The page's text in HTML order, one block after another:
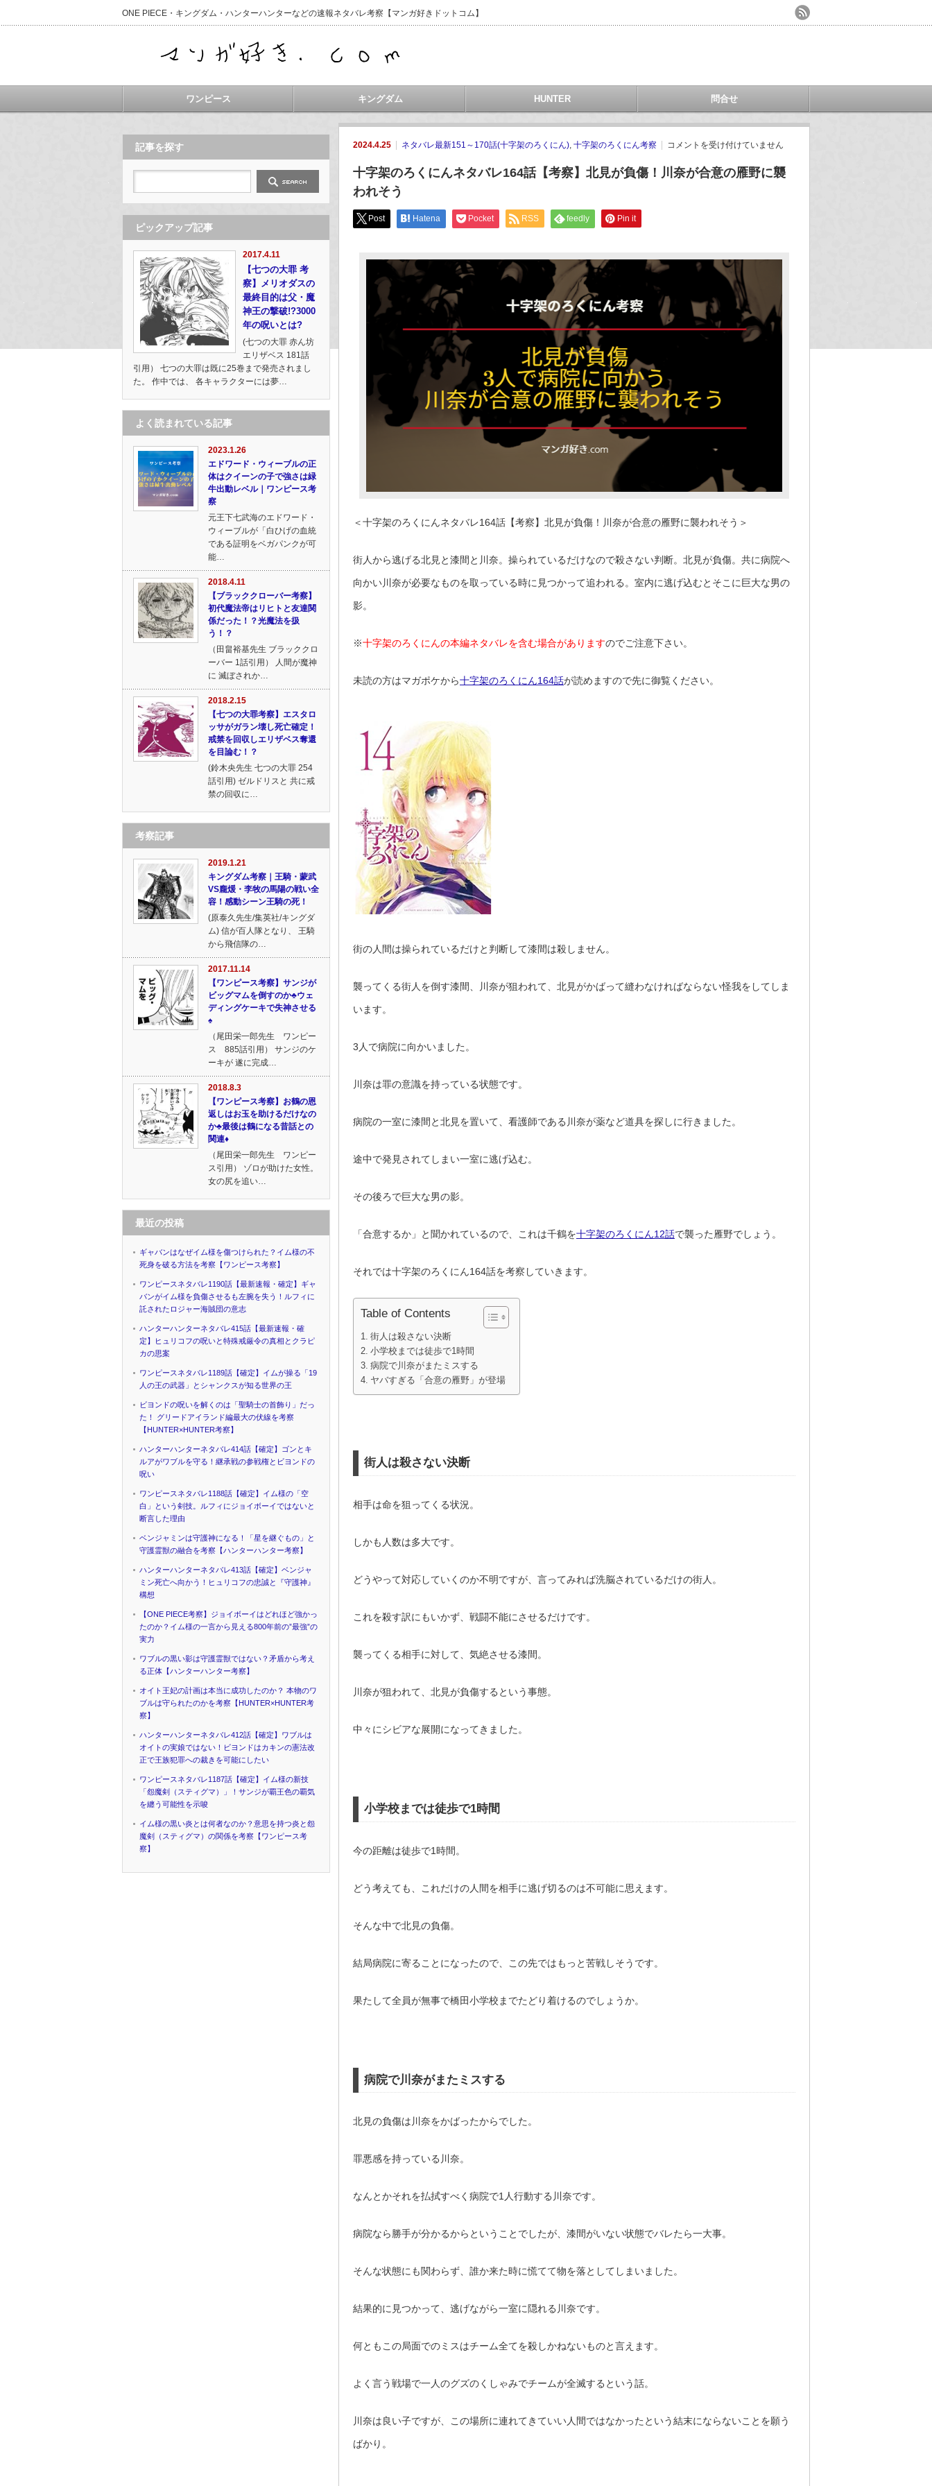
ONE PIECE・キングダム・ハンターハンターなどの速報ネタバレ考察【マンガ好きドットコム】
ワンピース キングダム HUNTER 問合せ
2024.4.25 ネタバレ最新151～170話(十字架のろくにん), 十字架のろくにん考察 コメントを受け付けていません
十字架のろくにんネタバレ164話【考察】北見が負傷！川奈が合意の雁野に襲
われそう
Post Hatena Pocket RSS feedly Pin it
＜十字架のろくにんネタバレ164話【考察】北見が負傷！川奈が合意の雁野に襲われそう＞
街人から逃げる北見と漆間と川奈。操られているだけなので殺さない判断。北見が負傷。共に病院へ
向かい川奈が必要なものを取っている時に見つかって追われる。室内に逃げ込むとそこに巨大な男の
影。
※十字架のろくにんの本編ネタバレを含む場合がありますのでご注意下さい。
未読の方はマガポケから十字架のろくにん164話が読めますので先に御覧ください。
街の人間は操られているだけと判断して漆間は殺しません。
襲ってくる街人を倒す漆間、川奈が狙われて、北見がかばって縫わなければならない怪我をしてしま
います。
3人で病院に向かいました。
川奈は罪の意識を持っている状態です。
病院の一室に漆間と北見を置いて、看護師である川奈が薬など道具を探しに行きました。
途中で発見されてしまい一室に逃げ込む。
その後ろで巨大な男の影。
「合意するか」と聞かれているので、これは千鶴を十字架のろくにん12話で襲った雁野でしょう。
それでは十字架のろくにん164話を考察していきます。
Table of Contents
街人は殺さない決断
小学校までは徒歩で1時間
病院で川奈がまたミスする
ヤバすぎる「合意の雁野」が登場
街人は殺さない決断
相手は命を狙ってくる状況。
しかも人数は多大です。
どうやって対応していくのか不明ですが、言ってみれば洗脳されているだけの街人。
これを殺す訳にもいかず、戦闘不能にさせるだけです。
襲ってくる相手に対して、気絶させる漆間。
川奈が狙われて、北見が負傷するという事態。
中々にシビアな展開になってきました。
小学校までは徒歩で1時間
今の距離は徒歩で1時間。
どう考えても、これだけの人間を相手に逃げ切るのは不可能に思えます。
そんな中で北見の負傷。
結局病院に寄ることになったので、この先ではもっと苦戦しそうです。
果たして全員が無事で橋田小学校までたどり着けるのでしょうか。
病院で川奈がまたミスする
北見の負傷は川奈をかばったからでした。
罪悪感を持っている川奈。
なんとかそれを払拭すべく病院で1人行動する川奈です。
病院なら勝手が分かるからということでしたが、漆間がいない状態でバレたら一大事。
そんな状態にも関わらず、誰か来た時に慌てて物を落としてしまいました。
結果的に見つかって、逃げながら一室に隠れる川奈です。
何ともこの局面でのミスはチーム全てを殺しかねないものと言えます。
よく言う戦場で一人のグズのくしゃみでチームが全滅するという話。
川奈は良い子ですが、この場所に連れてきていい人間ではなかったという結末にならないことを願う
ばかり。
記事を探す
ピックアップ記事
2017.4.11
【七つの大罪 考
察】メリオダスの
最終目的は父・魔
神王の撃破!?3000
年の呪いとは?
(七つの大罪 赤ん坊
エリザベス 181話
引用） 七つの大罪は既に25巻まで発売されまし
た。 作中では、 各キャラクターには夢…
よく読まれている記事
2023.1.26
エドワード・ウィーブルの正
体はクイーンの子で強さは緑
牛出動レベル｜ワンピース考
察
元王下七武海のエドワード・
ウィーブルが「白ひげの血統
である証明をベガパンクが可
能…
2018.4.11
【ブラッククローバー考察】
初代魔法帝はリヒトと友達関
係だった！？光魔法を扱
う！？
（田畠裕基先生 ブラッククロ
ーバー 1話引用） 人間が魔神
に 滅ぼされか…
2018.2.15
【七つの大罪考察】エスタロ
ッサがガラン壊し死亡確定！
戒禁を回収しエリザベス奪還
を目論む！？
(鈴木央先生 七つの大罪 254
話引用) ゼルドリスと 共に戒
禁の回収に…
考察記事
2019.1.21
キングダム考察｜王騎・蒙武
VS龐煖・李牧の馬陽の戦い全
容！感動シーン王騎の死！
(原泰久先生/集英社/キングダ
ム) 信が百人隊となり、 王騎
から飛信隊の…
2017.11.14
【ワンピース考察】サンジが
ビッグマムを倒すのか♣ウェ
ディングケーキで失神させる
♠
（尾田栄一郎先生 ワンピー
ス 885話引用） サンジのケ
ーキが 遂に完成…
2018.8.3
【ワンピース考察】お鶴の恩
返しはお玉を助けるだけなの
か♣最後は鶴になる昔話との
関連♦
（尾田栄一郎先生 ワンピー
ス引用） ゾロが助けた女性。
女の尻を追い…
最近の投稿
ギャバンはなぜイム様を傷つけられた？イム様の不
死身を破る方法を考察【ワンピース考察】
ワンピースネタバレ1190話【最新速報・確定】ギャ
バンがイム様を負傷させるも左腕を失う！ルフィに
託されたロジャー海賊団の意志
ハンターハンターネタバレ415話【最新速報・確
定】ヒュリコフの呪いと特殊戒厳令の真相とクラピ
カの思案
ワンピースネタバレ1189話【確定】イムが操る「19
人の王の武器」とシャンクスが知る世界の王
ビヨンドの呪いを解くのは「聖騎士の首飾り」だっ
た！ グリードアイランド編最大の伏線を考察
【HUNTER×HUNTER考察】
ハンターハンターネタバレ414話【確定】ゴンとキ
ルアがワブルを守る！継承戦の参戦権とビヨンドの
呪い
ワンピースネタバレ1188話【確定】イム様の「空
白」という剣技。ルフィにジョイボーイではないと
断言した理由
ベンジャミンは守護神になる！「星を継ぐもの」と
守護霊獣の融合を考察【ハンターハンター考察】
ハンターハンターネタバレ413話【確定】ベンジャ
ミン死亡へ向かう！ヒュリコフの忠誠と『守護神』
構想
【ONE PIECE考察】ジョイボーイはどれほど強かっ
たのか？イム様の一言から見える800年前の”最強”の
実力
ワブルの黒い影は守護霊獣ではない？矛盾から考え
る正体【ハンターハンター考察】
オイト王妃の計画は本当に成功したのか？ 本物のワ
ブルは守られたのかを考察【HUNTER×HUNTER考
察】
ハンターハンターネタバレ412話【確定】ワブルは
オイトの実娘ではない！ビヨンドはカキンの憲法改
正で王族犯罪への裁きを可能にしたい
ワンピースネタバレ1187話【確定】イム様の新技
「怨魔剣（スティグマ）」！サンジが覇王色の覇気
を纏う可能性を示唆
イム様の黒い炎とは何者なのか？意思を持つ炎と怨
魔剣（スティグマ）の関係を考察【ワンピース考
察】